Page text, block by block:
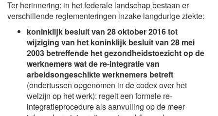
Ter herinnering: in het federale landschap bestaan er
verschillende reglementeringen inzake langdurige ziekte:
koninklijk besluit van 28 oktober 2016 tot
wijziging van het koninklijk besluit van 28 mei
2003 betreffende het gezondheidstoezicht op de
werknemers wat de re-integratie van
arbeidsongeschikte werknemers betreft
(ondertussen opgenomen in de codex over het
welzijn op het werk): regelt een formele re-
integratieprocedure als aanvulling op de meer